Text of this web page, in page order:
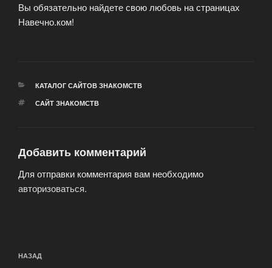
Вы обязательно найдете свою любовь на страницах
Навечно.ком!
РУБРИКИ
КАТАЛОГ САЙТОВ ЗНАКОМСТВ
МЕТКИ
САЙТ ЗНАКОМСТВ
Добавить комментарий
Для отправки комментария вам необходимо
авторизоваться.
по
Предыдущая
НАЗАД